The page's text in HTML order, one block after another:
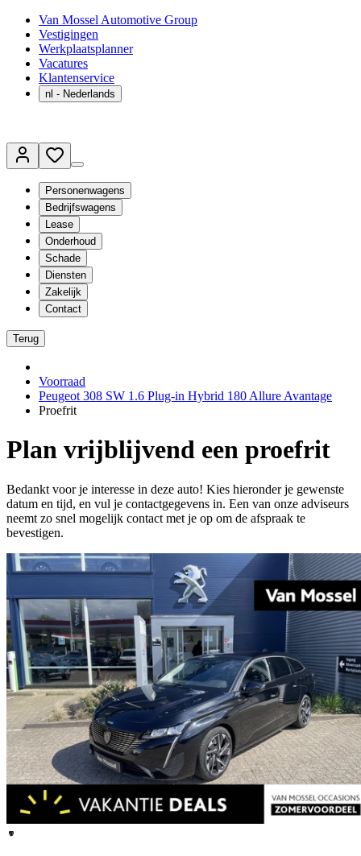
Van Mossel Automotive Group
Vestigingen
Werkplaatsplanner
Vacatures
Klantenservice
nl - Nederlands
Personenwagens
Bedrijfswagens
Lease
Onderhoud
Schade
Diensten
Zakelijk
Contact
Terug
Voorraad
Peugeot 308 SW 1.6 Plug-in Hybrid 180 Allure Avantage
Proefrit
Plan vrijblijvend een proefrit
Bedankt voor je interesse in deze auto! Kies hieronder je gewenste
datum en tijd, en vul je contactgegevens in. Een van onze adviseurs
neemt zo snel mogelijk contact met je op om de afspraak te
bevestigen.